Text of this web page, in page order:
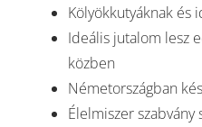
Kölyökkutyáknak és
Ideális jutalom lesz
közben
Németországban
Élelmiszer szabvány